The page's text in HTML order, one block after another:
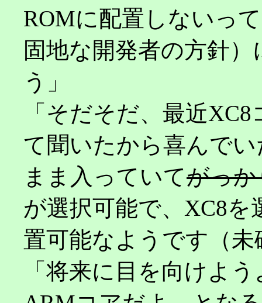
ROMに配置しないっ
固地な開発者の方針
う」
「そだそだ、最近
て聞いたから喜んで
まま入っていてがっ
が選択可能で、XC8を
置可能なようです（未
「将来に目を向けよ